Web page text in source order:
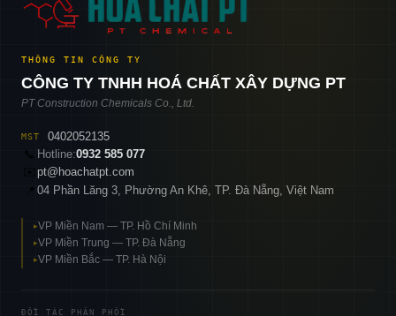
THÔNG TIN CÔNG TY
CÔNG TY TNHH HOÁ CHẤT XÂY DỰNG PT
PT Construction Chemicals Co., Ltd.
MST
0402052135
📞 Hotline:0932 585 077
pt@hoachatpt.com
04 Phần Lăng 3, Phường An Khê, TP. Đà Nẵng, Việt Nam
▸VP Miền Nam — TP. Hồ Chí Minh
▸VP Miền Trung — TP. Đà Nẵng
▸VP Miền Bắc — TP. Hà Nội
ĐỐI TÁC PHÂN PHỐI